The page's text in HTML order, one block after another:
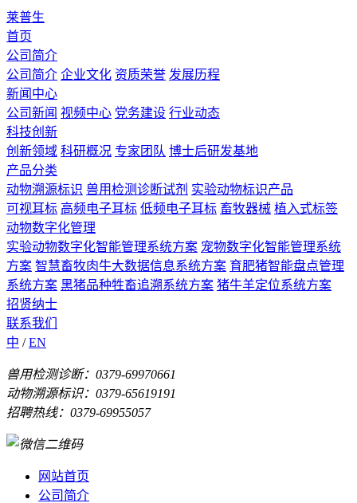
莱普生
首页
公司简介
公司简介 企业文化 资质荣誉 发展历程
新闻中心
公司新闻 视频中心 党务建设 行业动态
科技创新
创新领域 科研概况 专家团队 博士后研发基地
产品分类
动物溯源标识 兽用检测诊断试剂 实验动物标识产品
可视耳标 高频电子耳标 低频电子耳标 畜牧器械 植入式标签
动物数字化管理
实验动物数字化智能管理系统方案 宠物数字化智能管理系统
方案 智慧畜牧肉牛大数据信息系统方案 育肥猪智能盘点管理
系统方案 黑猪品种牲畜追溯系统方案 猪牛羊定位系统方案
招贤纳士
联系我们
中 /EN
兽用检测诊断：0379-69970661
动物溯源标识：0379-65619191
招聘热线：0379-69955057
网站首页
公司简介